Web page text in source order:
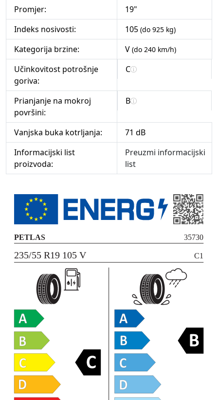
Promjer:
19"
Indeks nosivosti:
105 (do 925 kg)
Kategorija brzine: V (do 240 km/h)
Učinkovitost potrošnje
goriva:
C
Prianjanje na mokroj
površini:
B
Vanjska buka kotrljanja:
71 dB
Informacijski list
proizvoda:
Preuzmi informacijski
list